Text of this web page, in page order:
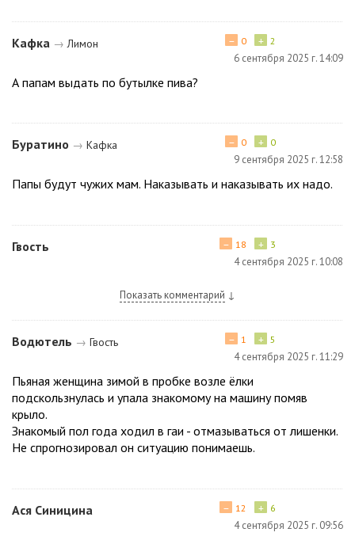
Кафка → Лимон + 2
− 0
6 сентября 2025 г. 14:09
А папам выдать по бутылке пива?
Буратино → Кафка + 0
− 0
9 сентября 2025 г. 12:58
Папы будут чужих мам. Наказывать и наказывать их надо.
Гвость + 3
− 18
4 сентября 2025 г. 10:08
Показать комментарий ↓
Водютель → Гвость + 5
− 1
4 сентября 2025 г. 11:29
Пьяная женщина зимой в пробке возле ёлки
подскользнулась и упала знакомому на машину помяв
крыло.
Знакомый пол года ходил в гаи - отмазываться от лишенки.
Не спрогнозировал он ситуацию понимаешь.
Ася Синицина + 6
− 12
4 сентября 2025 г. 09:56